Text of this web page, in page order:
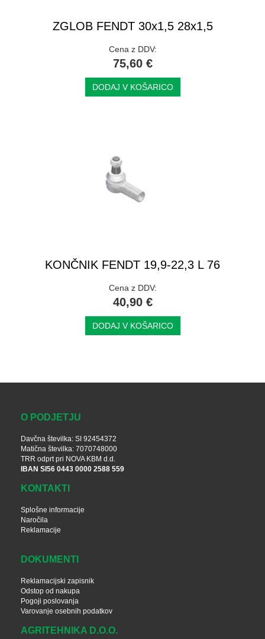
ZGLOB FENDT 30x1,5 28x1,5
Cena z DDV:
75,60 €
DODAJ V KOŠARICO
KONČNIK FENDT 19,9-22,3 L 76
Cena z DDV:
40,90 €
DODAJ V KOŠARICO
O PODJETJU
Davčna številka: SI 92454372
Matična številka: 7070748000
TRR odprt pri NOVA KBM d.d.
IBAN SI56 0443 0000 2588 559
KONTAKTI
Splošne informacije
Naročila
Reklamacije
DOKUMENTI
Reklamacijski zapisnik
Odstop od nakupa
Pogoji poslovanja
Varovanje osebnih podatkov
AGRITEHNIKA D.O.O.